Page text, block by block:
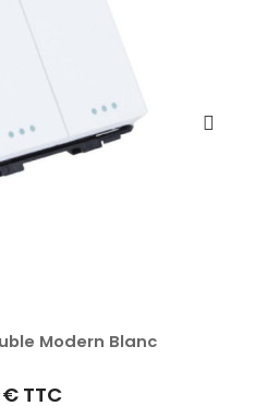
Modern Blanc
€ TTC